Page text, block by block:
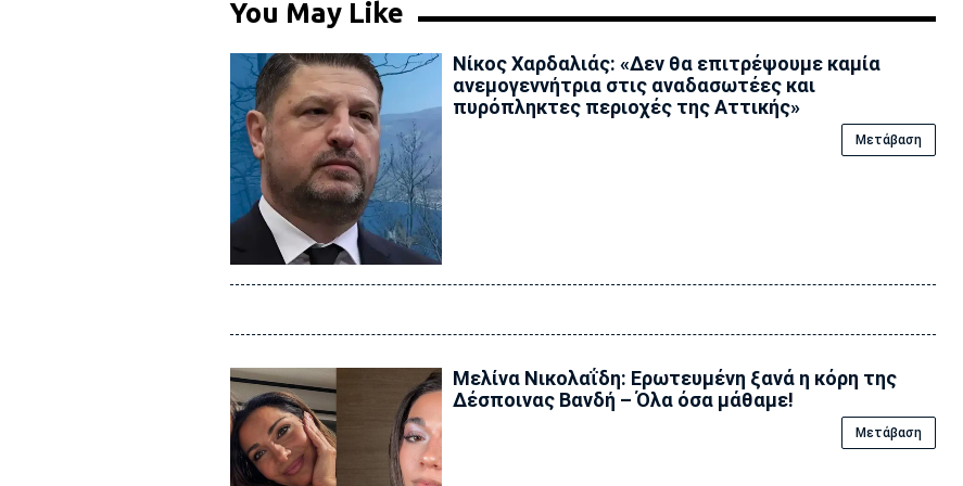
You May Like
Νίκος Χαρδαλιάς: «Δεν θα επιτρέψουμε καμία
ανεμογεννήτρια στις αναδασωτέες και
πυρόπληκτες περιοχές της Αττικής»
Μετάβαση
Μελίνα Νικολαΐδη: Ερωτευμένη ξανά η κόρη της
Δέσποινας Βανδή – Όλα όσα μάθαμε!
Μετάβαση